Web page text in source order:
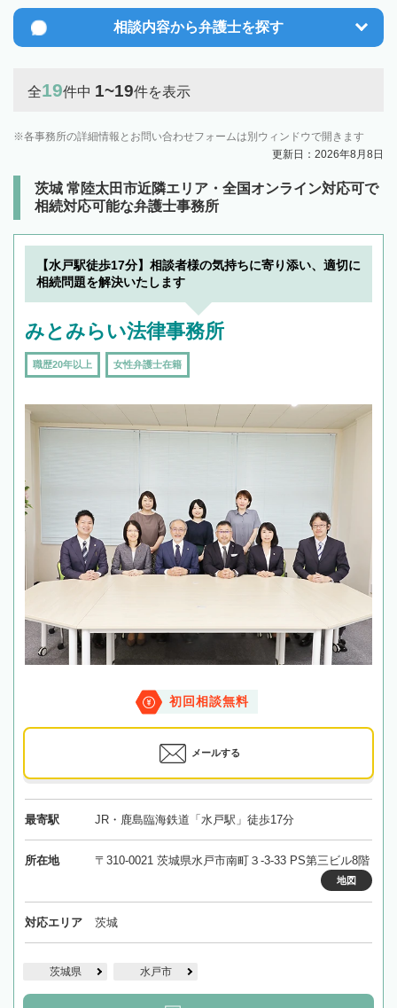
相談内容から弁護士を探す
全19件中 1~19件を表示
各事務所の詳細情報とお問い合わせフォームは別ウィンドウで開きます
更新日：2026年8月8日
茨城 常陸太田市近隣エリア・全国オンライン対応可で
相続対応可能な弁護士事務所
【水戸駅徒歩17分】相談者様の気持ちに寄り添い、適切に
相続問題を解決いたします
みとみらい法律事務所
職歴20年以上 女性弁護士在籍
初回相談無料
メールする
最寄駅 JR・鹿島臨海鉄道「水戸駅」徒歩17分
所在地 〒310-0021 茨城県水戸市南町３-3-33 PS第三ビル8階
地図
対応エリア 茨城
茨城県 水戸市